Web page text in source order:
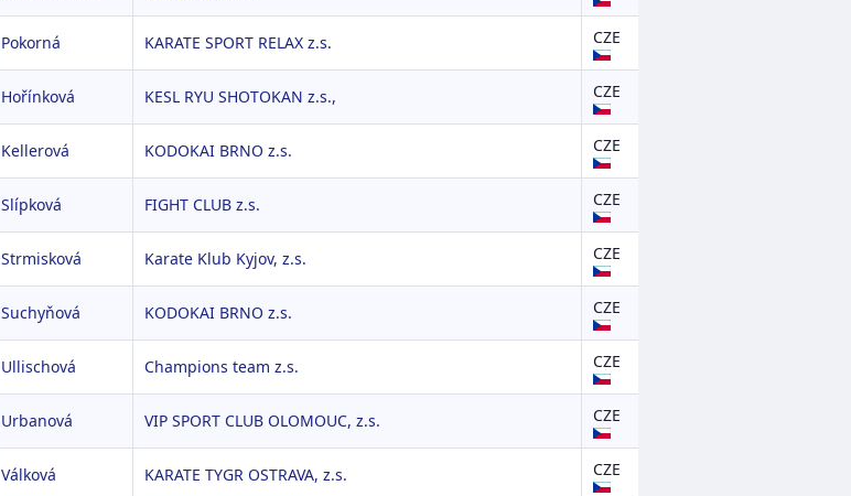
Pokorná KARATE SPORT RELAX z.s. CZE
Hořínková KESL RYU SHOTOKAN z.s., CZE
Kellerová KODOKAI BRNO z.s. CZE
Slípková FIGHT CLUB z.s. CZE
Strmisková Karate Klub Kyjov, z.s. CZE
Suchyňová KODOKAI BRNO z.s. CZE
Ullischová Champions team z.s. CZE
Urbanová VIP SPORT CLUB OLOMOUC, z.s. CZE
Válková KARATE TYGR OSTRAVA, z.s. CZE